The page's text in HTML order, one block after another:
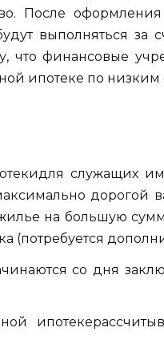
После
выполняться за
что финансовые
ипотеке по низким
служащих
дорогой
на большую
(потребуется
со дня